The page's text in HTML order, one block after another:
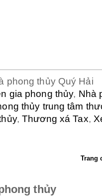
phong thủy Quý Hải
gia phong thủy, Nhà
thủy trung tâm
,Thương xá Tax,
Trang
thủy